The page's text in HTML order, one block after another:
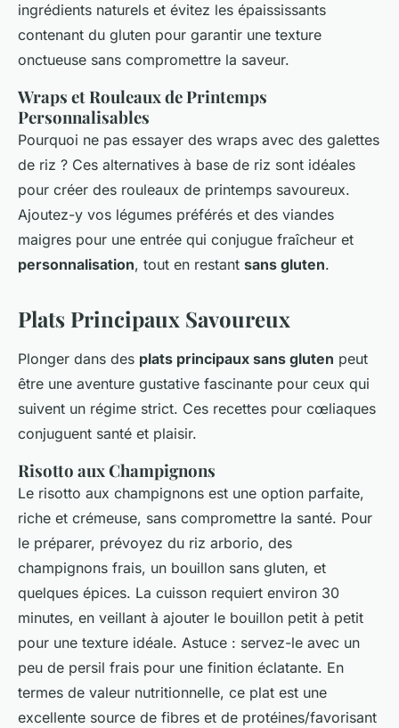
ingrédients naturels et évitez les épaississants
contenant du gluten pour garantir une texture
onctueuse sans compromettre la saveur.
Wraps et Rouleaux de Printemps
Personnalisables
Pourquoi ne pas essayer des wraps avec des galettes
de riz ? Ces alternatives à base de riz sont idéales
pour créer des rouleaux de printemps savoureux.
Ajoutez-y vos légumes préférés et des viandes
maigres pour une entrée qui conjugue fraîcheur et
personnalisation, tout en restant sans gluten.
Plats Principaux Savoureux
Plonger dans des plats principaux sans gluten peut
être une aventure gustative fascinante pour ceux qui
suivent un régime strict. Ces recettes pour cœliaques
conjuguent santé et plaisir.
Risotto aux Champignons
Le risotto aux champignons est une option parfaite,
riche et crémeuse, sans compromettre la santé. Pour
le préparer, prévoyez du riz arborio, des
champignons frais, un bouillon sans gluten, et
quelques épices. La cuisson requiert environ 30
minutes, en veillant à ajouter le bouillon petit à petit
pour une texture idéale. Astuce : servez-le avec un
peu de persil frais pour une finition éclatante. En
termes de valeur nutritionnelle, ce plat est une
excellente source de fibres et de protéines/favorisant